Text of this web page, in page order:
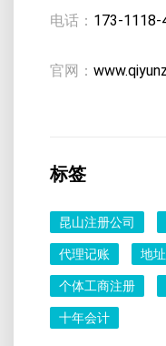
电话： 173-1118-
官网：
标签
昆山注册公司
代理记账 地
个体工商注册
十年会计